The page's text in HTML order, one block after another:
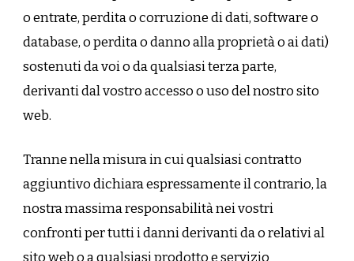
o entrate, perdita o corruzione di dati, software o
database, o perdita o danno alla proprietà o ai dati)
sostenuti da voi o da qualsiasi terza parte,
derivanti dal vostro accesso o uso del nostro sito
web.
Tranne nella misura in cui qualsiasi contratto
aggiuntivo dichiara espressamente il contrario, la
nostra massima responsabilità nei vostri
confronti per tutti i danni derivanti da o relativi al
sito web o a qualsiasi prodotto e servizio